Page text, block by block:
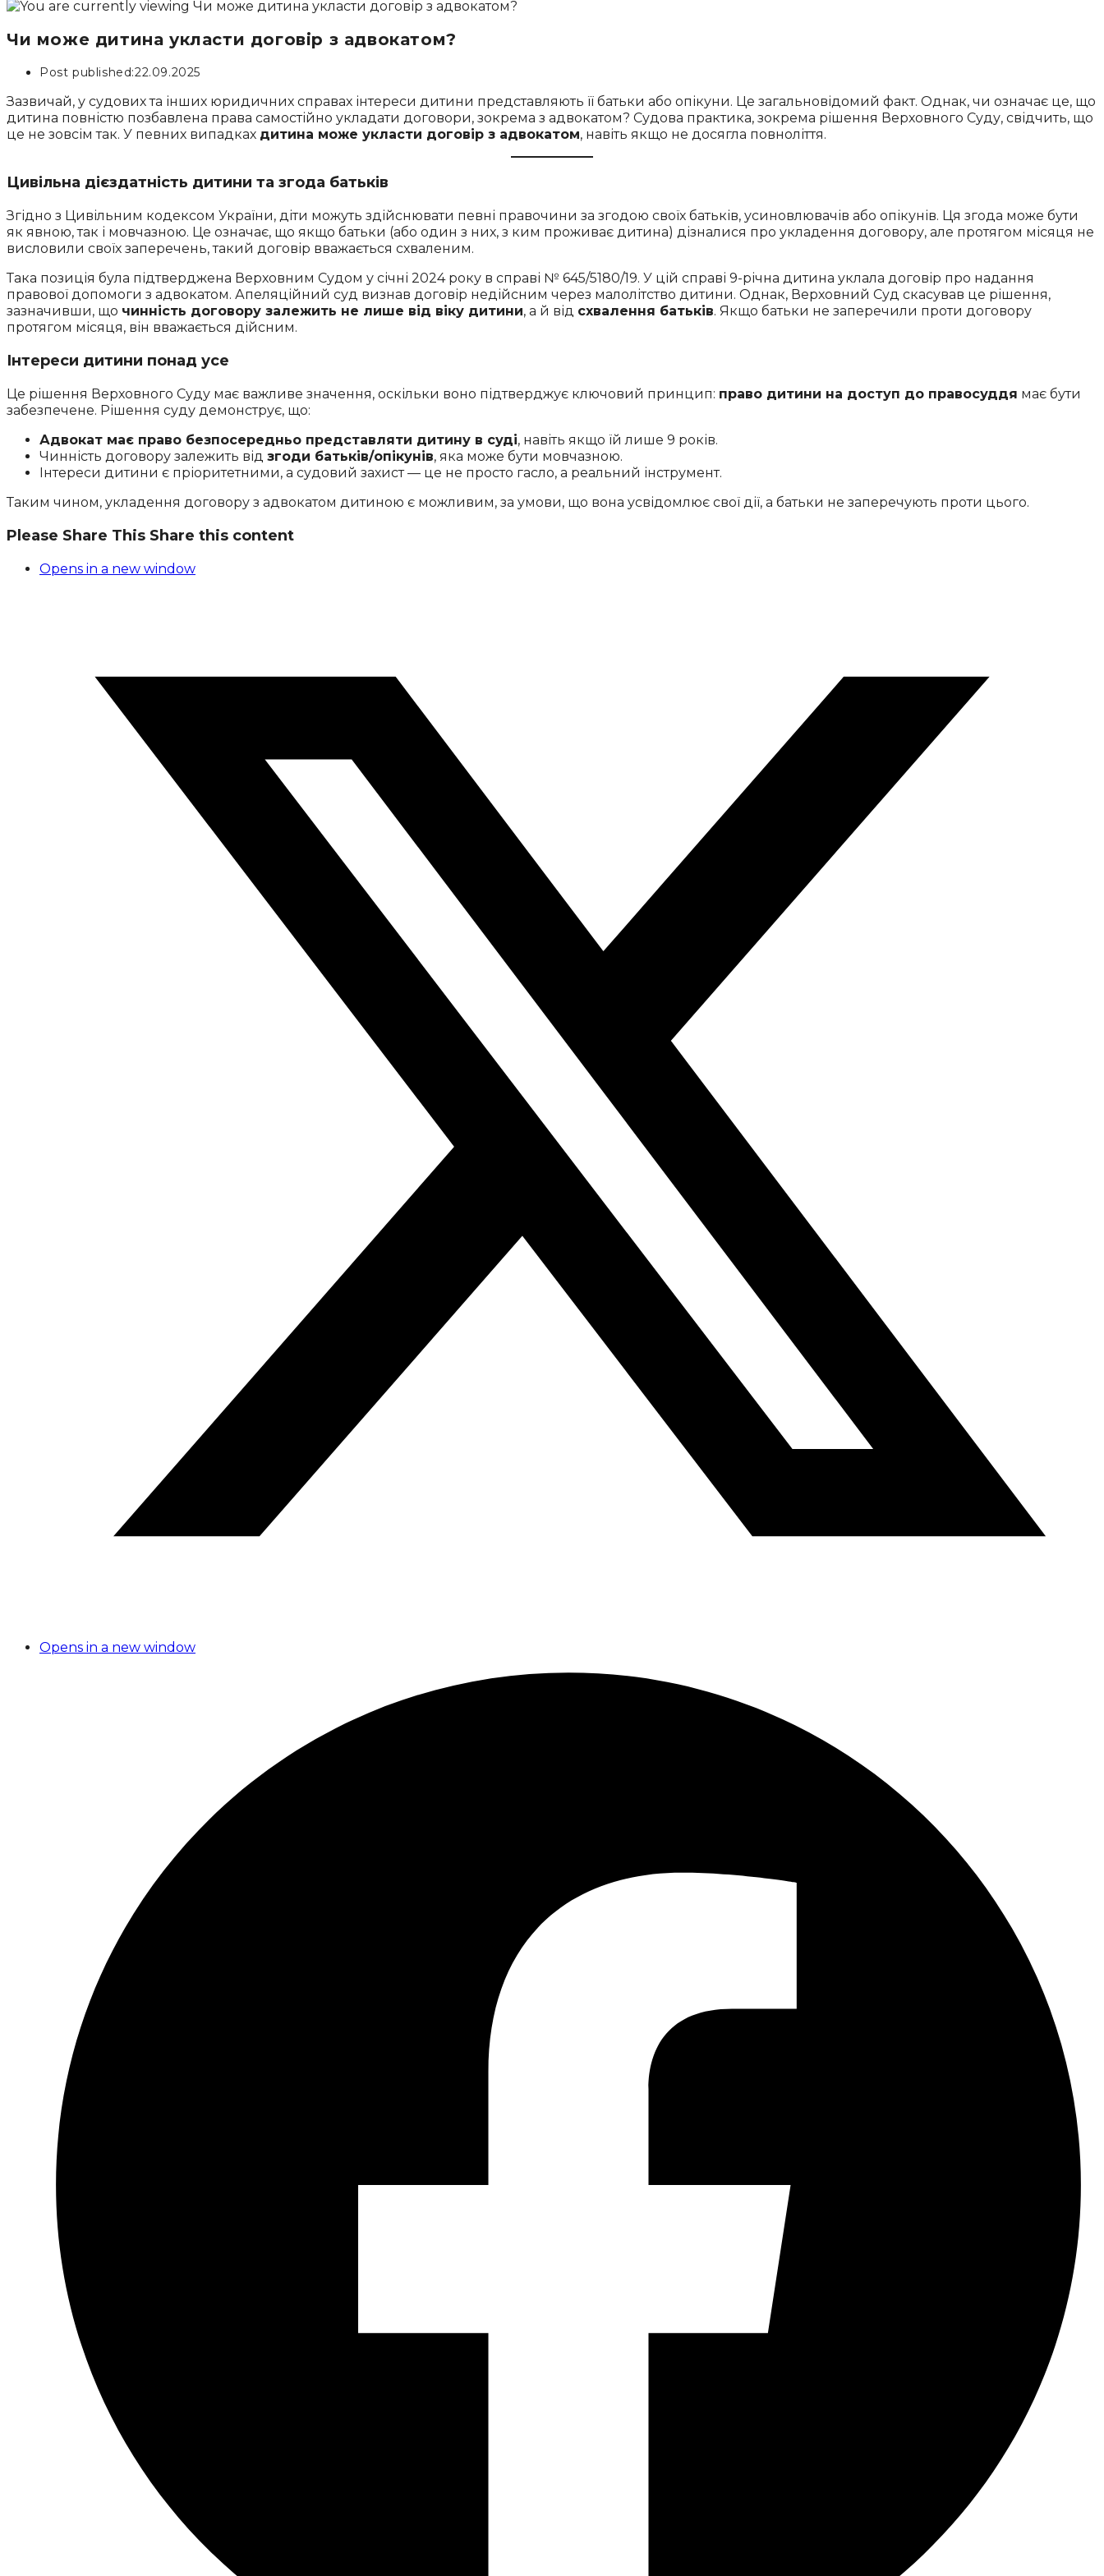
Чи може дитина укласти договір з адвокатом?
Post published:22.09.2025
Зазвичай, у судових та інших юридичних справах інтереси дитини представляють її батьки або опікуни. Це загальновідомий факт. Однак, чи означає це, що
дитина повністю позбавлена права самостійно укладати договори, зокрема з адвокатом? Судова практика, зокрема рішення Верховного Суду, свідчить, що
це не зовсім так. У певних випадках дитина може укласти договір з адвокатом, навіть якщо не досягла повноліття.
Цивільна дієздатність дитини та згода батьків
Згідно з Цивільним кодексом України, діти можуть здійснювати певні правочини за згодою своїх батьків, усиновлювачів або опікунів. Ця згода може бути
як явною, так і мовчазною. Це означає, що якщо батьки (або один з них, з ким проживає дитина) дізналися про укладення договору, але протягом місяця не
висловили своїх заперечень, такий договір вважається схваленим.
Така позиція була підтверджена Верховним Судом у січні 2024 року в справі № 645/5180/19. У цій справі 9-річна дитина уклала договір про надання
правової допомоги з адвокатом. Апеляційний суд визнав договір недійсним через малолітство дитини. Однак, Верховний Суд скасував це рішення,
зазначивши, що чинність договору залежить не лише від віку дитини, а й від схвалення батьків. Якщо батьки не заперечили проти договору
протягом місяця, він вважається дійсним.
Інтереси дитини понад усе
Це рішення Верховного Суду має важливе значення, оскільки воно підтверджує ключовий принцип: право дитини на доступ до правосуддя має бути
забезпечене. Рішення суду демонструє, що:
Адвокат має право безпосередньо представляти дитину в суді, навіть якщо їй лише 9 років.
Чинність договору залежить від згоди батьків/опікунів, яка може бути мовчазною.
Інтереси дитини є пріоритетними, а судовий захист — це не просто гасло, а реальний інструмент.
Таким чином, укладення договору з адвокатом дитиною є можливим, за умови, що вона усвідомлює свої дії, а батьки не заперечують проти цього.
Please Share This Share this content
Opens in a new window
Opens in a new window